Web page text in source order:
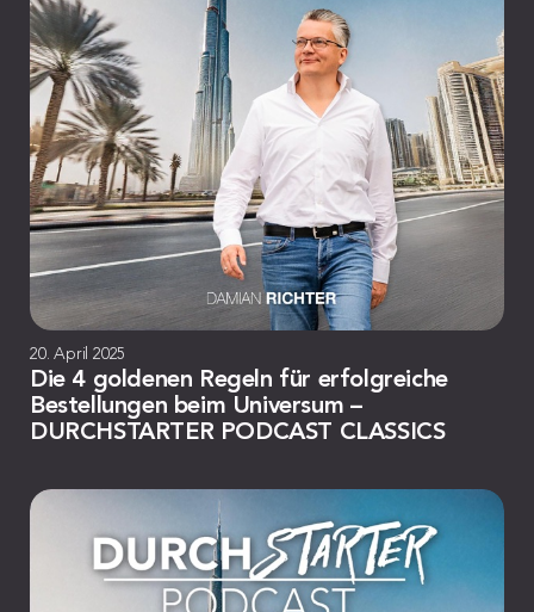
20. April 2025
Die 4 goldenen Regeln für erfolgreiche
Bestellungen beim Universum –
DURCHSTARTER PODCAST CLASSICS